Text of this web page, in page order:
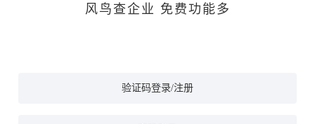
风鸟查企业 免费功能多
验证码登录/注册